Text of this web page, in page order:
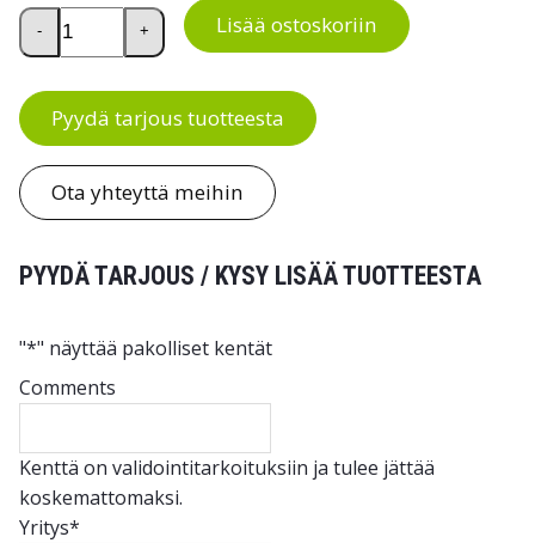
Avainkaappi AK200 määrä
- + Lisää ostoskoriin
Pyydä tarjous tuotteesta
Ota yhteyttä meihin
PYYDÄ TARJOUS / KYSY LISÄÄ TUOTTEESTA
"*" näyttää pakolliset kentät
Comments
Kenttä on validointitarkoituksiin ja tulee jättää
koskemattomaksi.
Yritys*